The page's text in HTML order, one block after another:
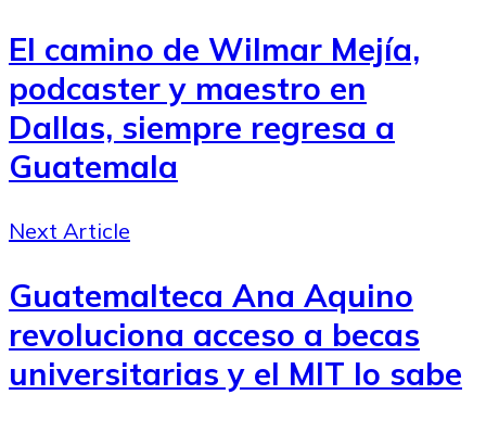
El camino de Wilmar Mejía,
podcaster y maestro en
Dallas, siempre regresa a
Guatemala
Next Article
Guatemalteca Ana Aquino
revoluciona acceso a becas
universitarias y el MIT lo sabe